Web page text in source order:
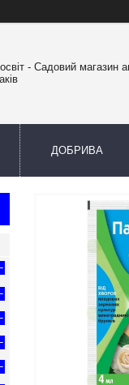
- Садовий магазин
ДОБРИВА